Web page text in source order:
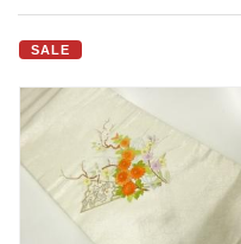
SALE